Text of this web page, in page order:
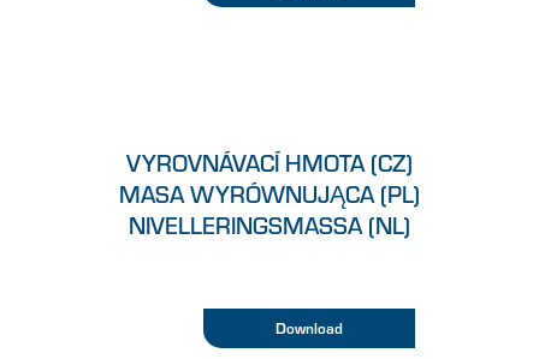
VYROVNÁVACÍ HMOTA (CZ)
MASA WYRÓWNUJĄCA (PL)
NIVELLERINGSMASSA (NL)
Download